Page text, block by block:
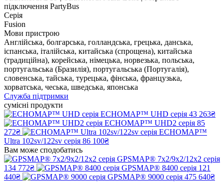
підключення PartyBus
Серія
Fusion
Мови пристрою
Англійська, болгарська, голландська, грецька, данська,
іспанська, італійська, китайська (спрощена), китайська
(традиційна), корейська, німецька, норвезька, польська,
португальська (Бразилія), португальська (Португалія),
словенська, тайська, турецька, фінська, французька,
хорватська, чеська, шведська, японська
Служба підтримки
сумісні продукти
ECHOMAP™ UHD серія 43 263₴
ECHOMAP™ UHD2 серія 85
272₴
ECHOMAP™
Ultra 102sv/122sv серія 86 100₴
Вам може сподобатись
GPSMAP® 7x2/9x2/12x2 серія
134 772₴
GPSMAP® 8400 серія 121
440₴
GPSMAP® 9000 серія 475 640₴